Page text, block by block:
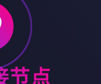
节点